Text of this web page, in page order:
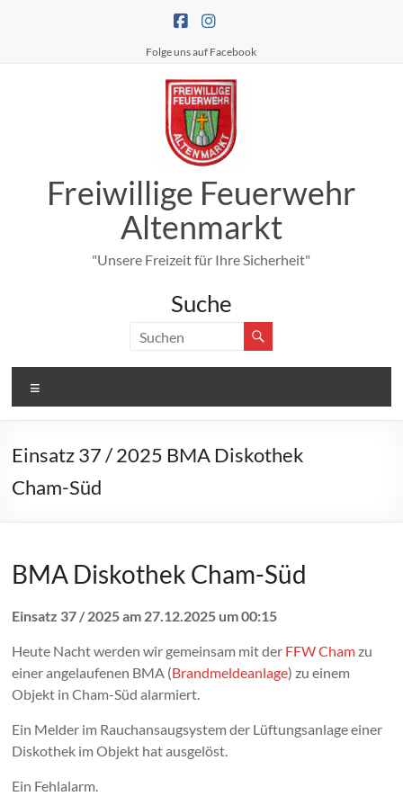
Folge uns auf Facebook
Freiwillige Feuerwehr
Altenmarkt
"Unsere Freizeit für Ihre Sicherheit"
Suche
Einsatz 37 / 2025 BMA Diskothek
Cham-Süd
BMA Diskothek Cham-Süd
Einsatz 37 / 2025 am 27.12.2025 um 00:15
Heute Nacht werden wir gemeinsam mit der FFW Chamzu
einer angelaufenen BMA (Brandmeldeanlage) zu einem
Objekt in Cham-Süd alarmiert.
Ein Melder im Rauchansaugsystem der Lüftungsanlage einer
Diskothek im Objekt hat ausgelöst.
Ein Fehlalarm.